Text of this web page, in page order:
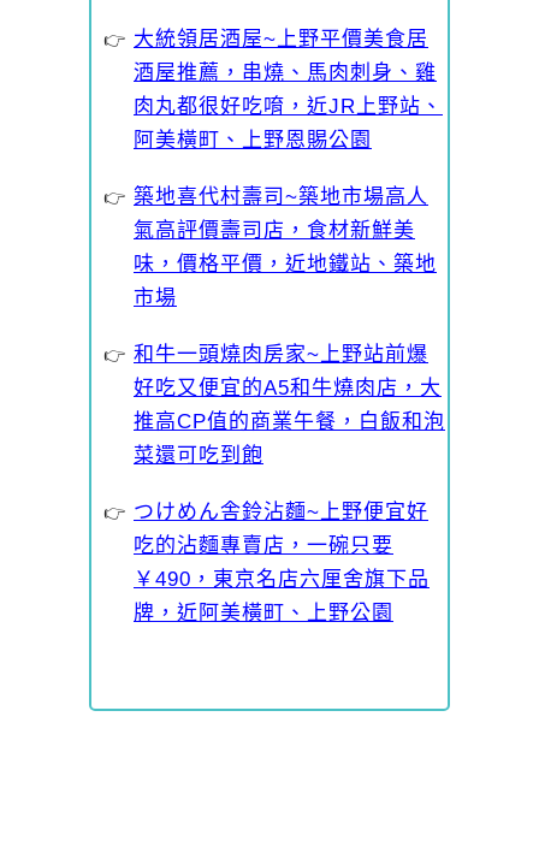
大統領居酒屋~上野平價美食居
酒屋推薦，串燒、馬肉刺身、雞
肉丸都很好吃唷，近JR上野站、
阿美橫町、上野恩賜公園
築地喜代村壽司~築地市場高人
氣高評價壽司店，食材新鮮美
味，價格平價，近地鐵站、築地
市場
和牛一頭燒肉房家~上野站前爆
好吃又便宜的A5和牛燒肉店，大
推高CP值的商業午餐，白飯和泡
菜還可吃到飽
つけめん舎鈴沾麵~上野便宜好
吃的沾麵專賣店，一碗只要
￥490，東京名店六厘舍旗下品
牌，近阿美橫町、上野公園